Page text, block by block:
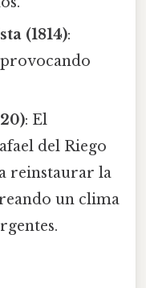
(1814):
: El
del Riego
reinstaurar la
un clima